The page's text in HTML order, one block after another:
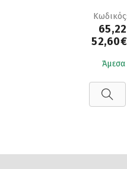
52,60€
Άμεσα